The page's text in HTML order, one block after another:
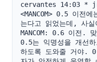
cervantes 14:03 *
<MANCOM> 0.5 이전
는다고 읽었는데, 사
MANCOM: 0.6 이전.
0.5는 익명성을 개선
하도록 도와줄 거야.